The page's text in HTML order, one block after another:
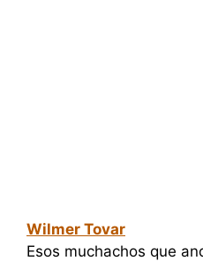
Wilmer Tovar
Esos muchachos que